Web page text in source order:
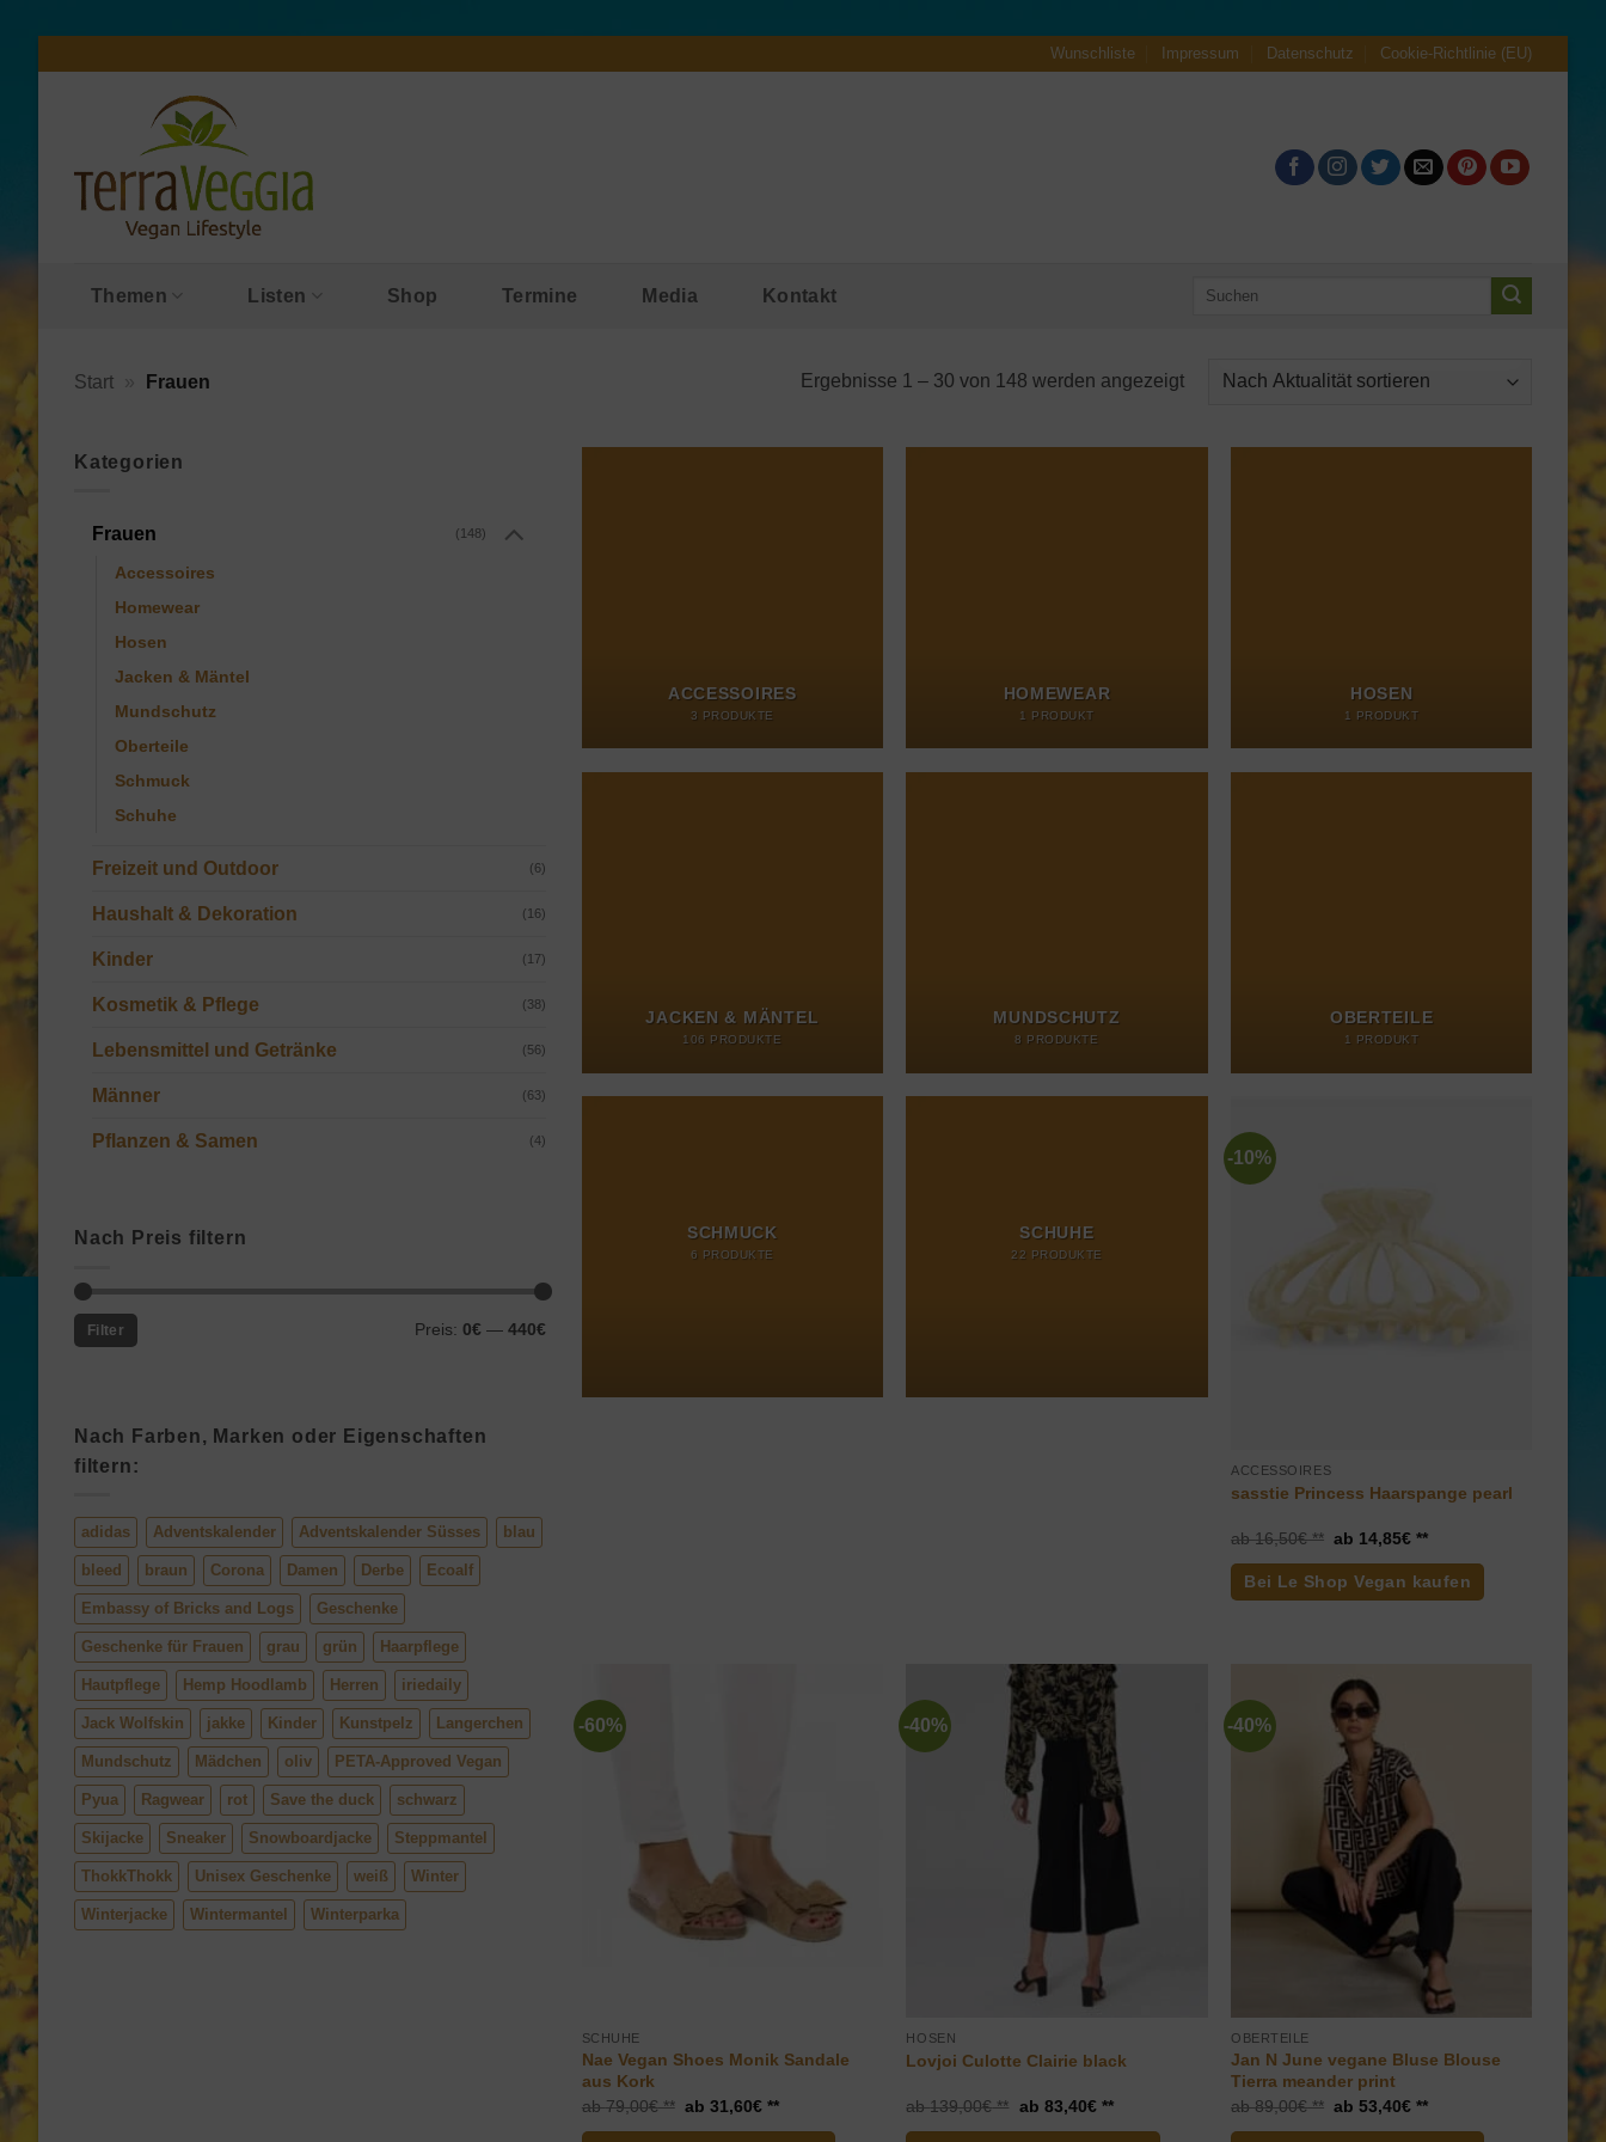
Wunschliste Impressum Datenschutz Cookie-Richtlinie (EU)
Themen Listen Shop Termine Media Kontakt
Suche
Start Frauen Ergebnisse 1 – 30 von 148 werden angezeigtNach
Kategorien
Frauen (148)
Accessoires
Homewear
Hosen
Jacken & Mäntel
Mundschutz
Oberteile
Schmuck
Schuhe
Freizeit und Outdoor (6)
Haushalt & Dekoration (16)
Kinder (17)
Kosmetik & Pflege (38)
Lebensmittel und Getränke (56)
Männer (63)
Pflanzen & Samen (4)
Nach Preis filtern
Min.
Preis
Max.
Preis
Filter Preis: 0€ — 440€
Nach Farben, Marken oder Eigenschaften
filtern:
adidas Adventskalender Adventskalender Süsses blau
bleed braun Corona Damen Derbe Ecoalf
Embassy of Bricks and Logs Geschenke
Geschenke für Frauen grau grün Haarpflege
Hautpflege Hemp Hoodlamb Herren iriedaily
Jack Wolfskin jakke Kinder Kunstpelz Langerchen
Mundschutz Mädchen oliv PETA-Approved Vegan
Pyua Ragwear rot Save the duck schwarz
Skijacke Sneaker Snowboardjacke Steppmantel
ThokkThokk Unisex Geschenke weiß Winter
Winterjacke Wintermantel Winterparka
ACCESSOIRES
3 PRODUKTE
HOMEWEAR
1 PRODUKT
HOSEN
1 PRODUKT
JACKEN & MÄNTEL
106 PRODUKTE
MUNDSCHUTZ
8 PRODUKTE
OBERTEILE
1 PRODUKT
SCHMUCK
6 PRODUKTE
SCHUHE
22 PRODUKTE
-10%
ACCESSOIRES
sasstie Princess Haarspange pearl
16,50€
Ursprünglicher
16,50€
14,85€
Aktueller
14,85€.
Bei Le Shop Vegan kaufen
-60%
SCHUHE
Nae Vegan Shoes Monik Sandale
aus Kork
79,00€
Ursprünglicher
31,60€
Aktueller
-40%
HOSEN
Lovjoi Culotte Clairie black
139,00€
Ursprünglicher
83,40€
Aktueller
-40%
OBERTEILE
Jan N June vegane Bluse Blouse
Tierra meander print
89,00€
Ursprünglicher
53,40€
Aktueller